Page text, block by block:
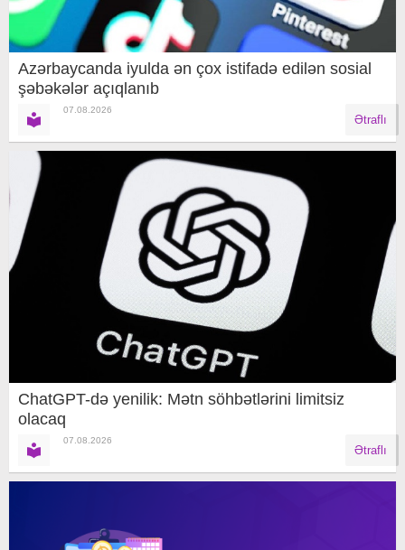
Azərbaycanda iyulda ən çox istifadə edilən sosial
şəbəkələr açıqlanıb
07.08.2026
Ətraflı
ChatGPT-də yenilik: Mətn söhbətlərini limitsiz
olacaq
07.08.2026
Ətraflı